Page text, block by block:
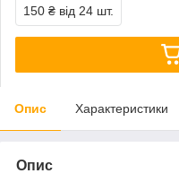
150 ₴ від 24 шт.
Опис Характеристики
Опис